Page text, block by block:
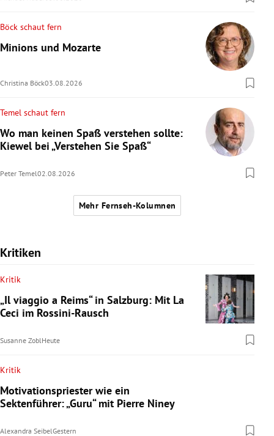
Böck schaut fern
Minions und Mozarte
Christina Böck03.08.2026
Temel schaut fern
Wo man keinen Spaß verstehen sollte:
Kiewel bei „Verstehen Sie Spaß“
Peter Temel02.08.2026
Mehr Fernseh-Kolumnen
Kritiken
Kritik
„Il viaggio a Reims“ in Salzburg: Mit La
Ceci im Rossini-Rausch
Susanne Zobl Heute
Kritik
Motivationspriester wie ein
Sektenführer: „Guru“ mit Pierre Niney
Alexandra SeibelGestern